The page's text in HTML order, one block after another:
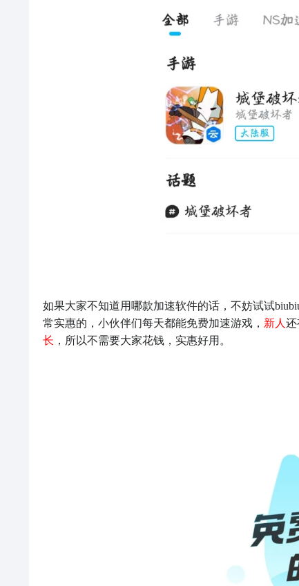
如果大家不知道用哪款加速软件的话，不妨试试
常实惠的，小伙伴们每天都能免费加速游戏， 新人 还
长 ，所以不需要大家花钱，实惠好用。